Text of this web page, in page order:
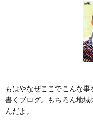
もはやなぜここでこんな
書くブログ。もちろん地
んだよ。